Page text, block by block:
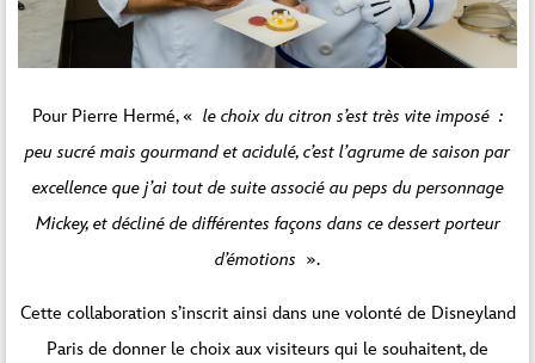
Pour Pierre Hermé, « le choix du citron s’est très vite imposé :
peu sucré mais gourmand et acidulé, c’est l’agrume de saison par
excellence que j’ai tout de suite associé au peps du personnage
Mickey, et décliné de différentes façons dans ce dessert porteur
d’émotions ».
Cette collaboration s’inscrit ainsi dans une volonté de Disneyland
Paris de donner le choix aux visiteurs qui le souhaitent, de